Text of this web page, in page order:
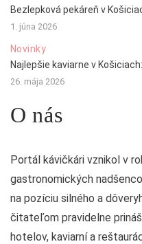
Bezlepková pekáreň v
1. júna 2026
Novinky
Najlepšie kaviarne v
26. mája 2026
O nás
Portál kávičkári vznikol v
gastronomických
na pozíciu silného a
čitateľom pravidelne
hotelov, kaviarní a